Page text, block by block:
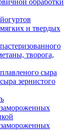
обработки
и твердых
творога,
сыра
зернистого